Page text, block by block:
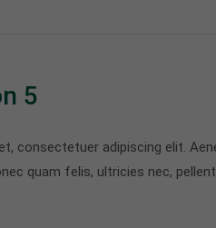
5
consectetuer adipiscing elit.
quam felis, ultricies nec,